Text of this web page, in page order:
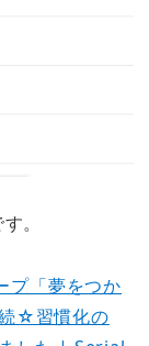
。
プ「夢をつか
☆習慣化の